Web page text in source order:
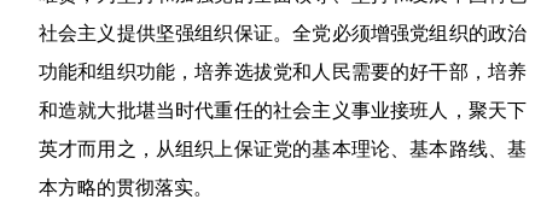
社会主义提供坚强组织保证。全党必须增强党组织的政治
功能和组织功能，培养选拔党和人民需要的好干部，培养
和造就大批堪当时代重任的社会主义事业接班人，聚天下
英才而用之，从组织上保证党的基本理论、基本路线、基
本方略的贯彻落实。